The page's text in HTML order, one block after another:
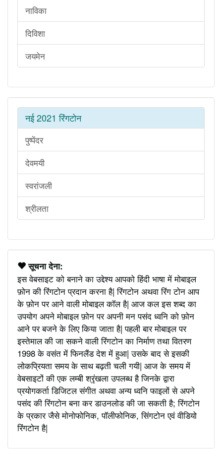
नाविका
दिविशा
जयमेन
नई 2021 रिंगटोन
पुष्पेंदर
देवमयी
स्वरांजली
श्रीलता
सूचना देना:
इस वेबसाइट को बनाने का उद्देश्य आपको हिंदी भाषा में मोबाइल
फ़ोन की रिंगटोन प्रदान करना है| रिंगटोन अथवा रिंग टोन आप
के फ़ोन पर आने वाली मोबाइल कॉल है| आज कल इस शब्द का
उपयोग अपने मोबाइल फ़ोन पर अपनी मन पसंद ध्वनि को फ़ोन
आने पर बजने के लिए किया जाता है| पहली बार मोबाइल पर
इस्तेमाल की जा सकने वाली रिंगटोन का निर्माण तथा वितरण
1998 के वसंत में फिनलैंड देश में हुआ| उसके बाद से इसकी
लोकप्रियता समय के साथ बढ़ती चली गयी| आज के समय में
वेबसाइटों की एक लम्बी श्रृंखला उपलब्ध है जिनके द्वारा
प्रयोगकर्ता डिजिटल संगीत अथवा अन्य ध्वनि फाइलों से अपने
पसंद की रिंगटोन बना कर डाउनलोड की जा सकती है; रिंगटोन
के प्रकार जैसे मोनोफोनिक, पॉलीफोनिक, सिंगटोन एवं वीडियो
रिंगटोन है|